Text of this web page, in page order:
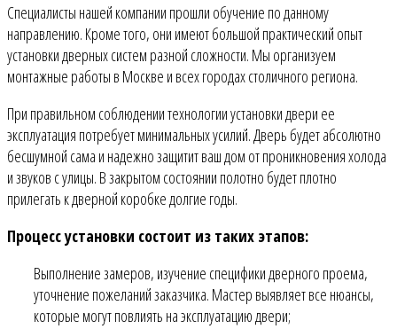
Специалисты нашей компании прошли обучение по данному
направлению. Кроме того, они имеют большой практический опыт
установки дверных систем разной сложности. Мы организуем
монтажные работы в Москве и всех городах столичного региона.
При правильном соблюдении технологии установки двери ее
эксплуатация потребует минимальных усилий. Дверь будет абсолютно
бесшумной сама и надежно защитит ваш дом от проникновения холода
и звуков с улицы. В закрытом состоянии полотно будет плотно
прилегать к дверной коробке долгие годы.
Процесс установки состоит из таких этапов:
Выполнение замеров, изучение специфики дверного проема,
уточнение пожеланий заказчика. Мастер выявляет все нюансы,
которые могут повлиять на эксплуатацию двери;